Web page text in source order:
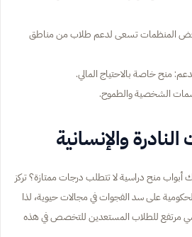
بعض المنظمات تسعى لدعم طلاب من مناطق
منح خاصة بالاحتياج المالي.
الشخصية والطموح.
والإنسانية
منح دراسية لا تتطلب درجات ممتازة؟ تركز
على سد الفجوات في مجالات حيوية، لذا
مرتفع للطلاب المستعدين للتخصص في هذه